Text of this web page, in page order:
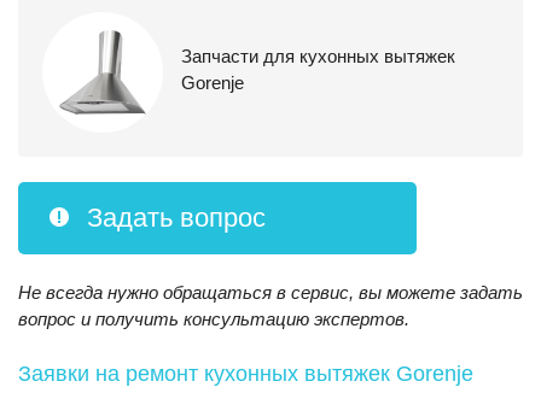
Запчасти для кухонных вытяжек
Gorenje
Задать вопрос
Не всегда нужно обращаться в сервис, вы можете задать
вопрос и получить консультацию экспертов.
Заявки на ремонт кухонных вытяжек Gorenje